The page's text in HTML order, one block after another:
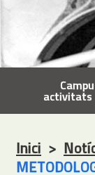
activitats
Inici >